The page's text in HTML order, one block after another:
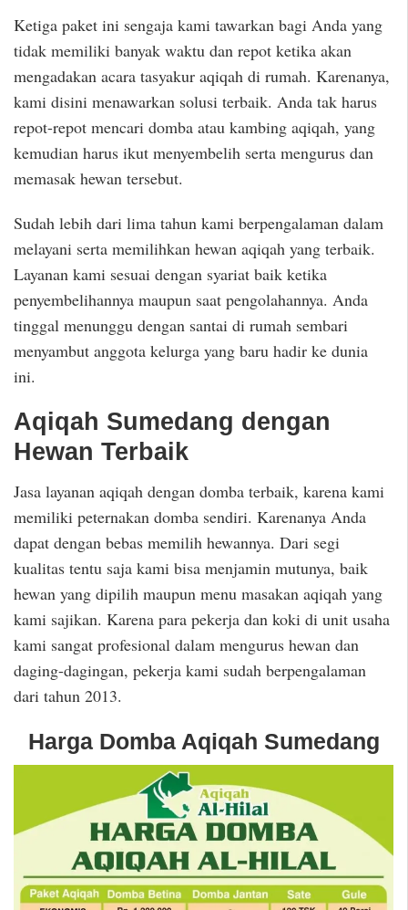
Ketiga paket ini sengaja kami tawarkan bagi Anda yang
tidak memiliki banyak waktu dan repot ketika akan
mengadakan acara tasyakur aqiqah di rumah. Karenanya,
kami disini menawarkan solusi terbaik. Anda tak harus
repot-repot mencari domba atau kambing aqiqah, yang
kemudian harus ikut menyembelih serta mengurus dan
memasak hewan tersebut.
Sudah lebih dari lima tahun kami berpengalaman dalam
melayani serta memilihkan hewan aqiqah yang terbaik.
Layanan kami sesuai dengan syariat baik ketika
penyembelihannya maupun saat pengolahannya. Anda
tinggal menunggu dengan santai di rumah sembari
menyambut anggota kelurga yang baru hadir ke dunia
ini.
Aqiqah Sumedang dengan
Hewan Terbaik
Jasa layanan aqiqah dengan domba terbaik, karena kami
memiliki peternakan domba sendiri. Karenanya Anda
dapat dengan bebas memilih hewannya. Dari segi
kualitas tentu saja kami bisa menjamin mutunya, baik
hewan yang dipilih maupun menu masakan aqiqah yang
kami sajikan. Karena para pekerja dan koki di unit usaha
kami sangat profesional dalam mengurus hewan dan
daging-dagingan, pekerja kami sudah berpengalaman
dari tahun 2013.
Harga Domba Aqiqah Sumedang